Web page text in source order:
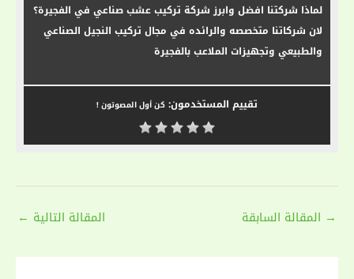
لماذا شركتنا افضل وابرز شركة تركيب عشب صناعي في الفجيرة؟
لان شركاتنا متخصصه والرائده في مجال تركيب النجيل الصناعي
والطبيعي وتجهيزات الملاعب بالفجيرة
تقييم المستخدمون: كن أول المصوتون !
Post
→ المقالة السابقة المقالة التالية ←